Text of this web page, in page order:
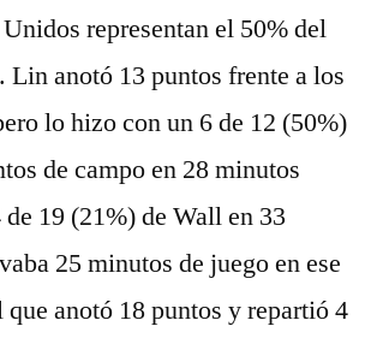
representan el 50% del
anotó 13 puntos frente a los
lo hizo con un 6 de 12 (50%)
de campo en 28 minutos
19 (21%) de Wall en 33
25 minutos de juego en ese
anotó 18 puntos y repartió 4